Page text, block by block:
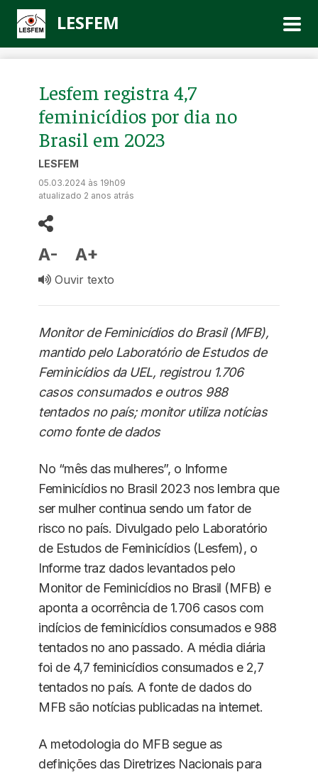
LESFEM
Lesfem registra 4,7
feminicídios por dia no
Brasil em 2023
LESFEM
05.03.2024 às 19h09
atualizado 2 anos atrás
A- A+
Ouvir texto
Monitor de Feminicídios do Brasil (MFB),
mantido pelo Laboratório de Estudos de
Feminicídios da UEL, registrou 1.706
casos consumados e outros 988
tentados no país; monitor utiliza notícias
como fonte de dados
No “mês das mulheres”, o Informe
Feminicídios no Brasil 2023 nos lembra que
ser mulher continua sendo um fator de
risco no país. Divulgado pelo Laboratório
de Estudos de Feminicídios (Lesfem), o
Informe traz dados levantados pelo
Monitor de Feminicídios no Brasil (MFB) e
aponta a ocorrência de 1.706 casos com
indícios de feminicídios consumados e 988
tentados no ano passado. A média diária
foi de 4,7 feminicídios consumados e 2,7
tentados no país. A fonte de dados do
MFB são notícias publicadas na internet.
A metodologia do MFB segue as
definições das Diretrizes Nacionais para